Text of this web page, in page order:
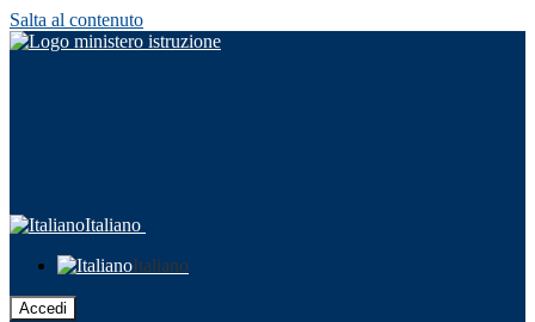
Salta al contenuto
Italiano
Italiano
Accedi